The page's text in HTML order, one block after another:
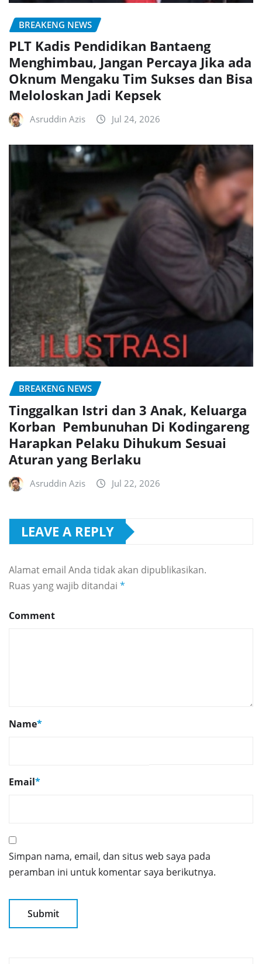
BREAKENG NEWS
PLT Kadis Pendidikan Bantaeng
Menghimbau, Jangan Percaya Jika ada
Oknum Mengaku Tim Sukses dan Bisa
Meloloskan Jadi Kepsek
Asruddin Azis Jul 24, 2026
BREAKENG NEWS
Tinggalkan Istri dan 3 Anak, Keluarga
Korban Pembunuhan Di Kodingareng
Harapkan Pelaku Dihukum Sesuai
Aturan yang Berlaku
Asruddin Azis Jul 22, 2026
LEAVE A REPLY
Alamat email Anda tidak akan dipublikasikan.
Ruas yang wajib ditandai *
Comment
Name*
Email*
Simpan nama, email, dan situs web saya pada
peramban ini untuk komentar saya berikutnya.